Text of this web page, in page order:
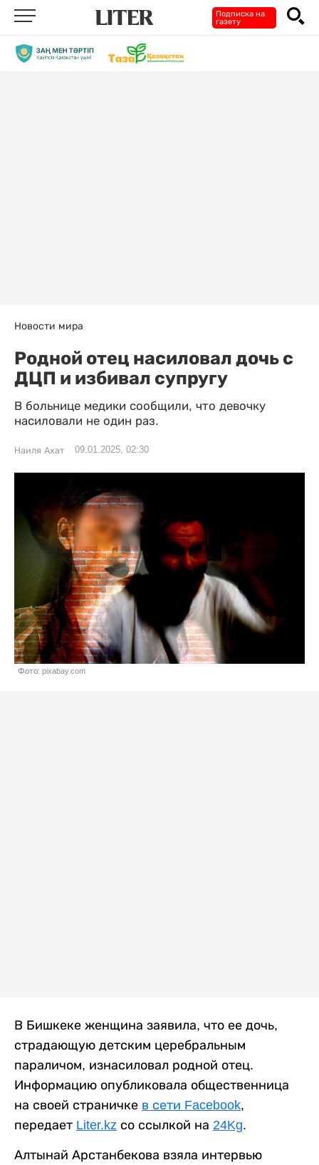
Подписка на
газету
Новости мира
Родной отец насиловал дочь с
ДЦП и избивал супругу
В больнице медики сообщили, что девочку
насиловали не один раз.
Наиля Ахат 09.01.2025, 02:30
Фото: pixabay.com
В Бишкеке женщина заявила, что ее дочь,
страдающую детским церебральным
параличом, изнасиловал родной отец.
Информацию опубликовала общественница
на своей страничке в сети Facebook,
передает Liter.kz со ссылкой на 24Kg.
Алтынай Арстанбекова взяла интервью